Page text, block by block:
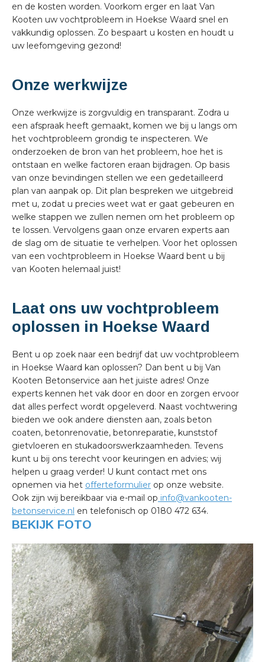
en de kosten worden. Voorkom erger en laat Van
Kooten uw vochtprobleem in Hoekse Waard snel en
vakkundig oplossen. Zo bespaart u kosten en houdt u
uw leefomgeving gezond!
Onze werkwijze
Onze werkwijze is zorgvuldig en transparant. Zodra u
een afspraak heeft gemaakt, komen we bij u langs om
het vochtprobleem grondig te inspecteren. We
onderzoeken de bron van het probleem, hoe het is
ontstaan en welke factoren eraan bijdragen. Op basis
van onze bevindingen stellen we een gedetailleerd
plan van aanpak op. Dit plan bespreken we uitgebreid
met u, zodat u precies weet wat er gaat gebeuren en
welke stappen we zullen nemen om het probleem op
te lossen. Vervolgens gaan onze ervaren experts aan
de slag om de situatie te verhelpen. Voor het oplossen
van een vochtprobleem in Hoekse Waard bent u bij
van Kooten helemaal juist!
Laat ons uw vochtprobleem
oplossen in Hoekse Waard
Bent u op zoek naar een bedrijf dat uw vochtprobleem
in Hoekse Waard kan oplossen? Dan bent u bij Van
Kooten Betonservice aan het juiste adres! Onze
experts kennen het vak door en door en zorgen ervoor
dat alles perfect wordt opgeleverd. Naast vochtwering
bieden we ook andere diensten aan, zoals beton
coaten, betonrenovatie, betonreparatie, kunststof
gietvloeren en stukadoorswerkzaamheden. Tevens
kunt u bij ons terecht voor keuringen en advies; wij
helpen u graag verder! U kunt contact met ons
opnemen via het offerteformulier op onze website.
Ook zijn wij bereikbaar via e-mail op info@vankooten-
betonservice.nl en telefonisch op 0180 472 634.
BEKIJK FOTO